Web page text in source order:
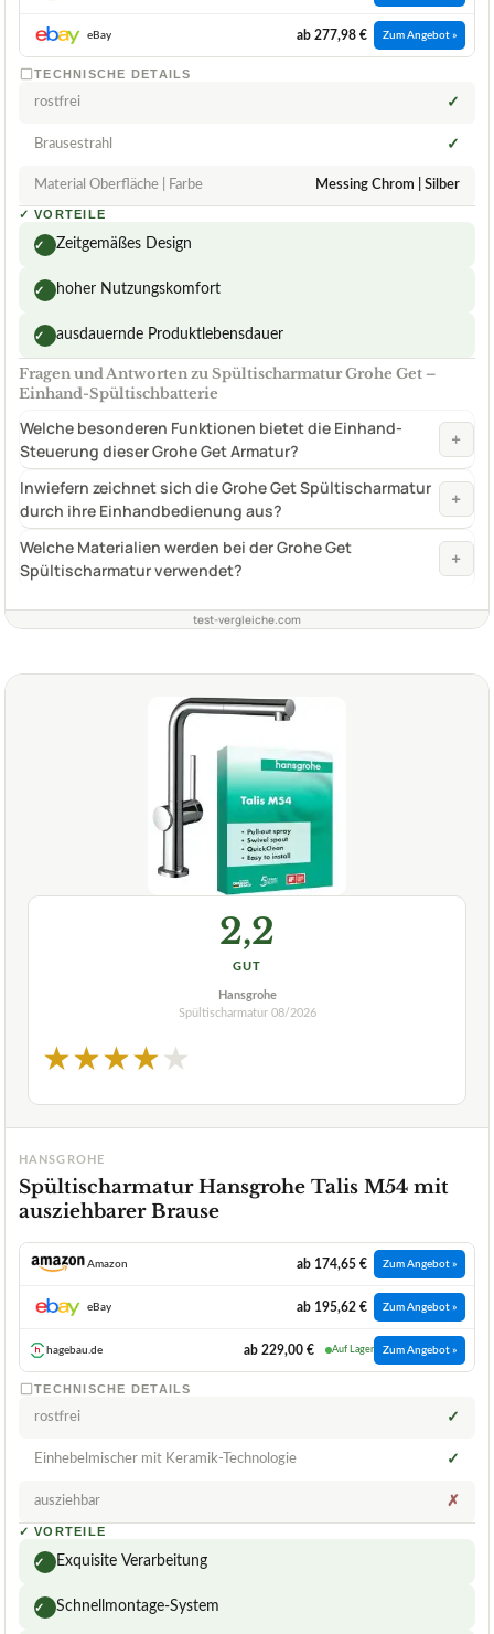
eBay ab 277,98 € Zum Angebot »
TECHNISCHE DETAILS
rostfrei ✓
Brausestrahl ✓
Material Oberfläche | Farbe Messing Chrom | Silber
✓ VORTEILE
✓ Zeitgemäßes Design
✓ hoher Nutzungskomfort
✓ ausdauernde Produktlebensdauer
Fragen und Antworten zu Spültischarmatur Grohe Get –
Einhand-Spültischbatterie
Welche besonderen Funktionen bietet die Einhand-
Steuerung dieser Grohe Get Armatur?
+
Inwiefern zeichnet sich die Grohe Get Spültischarmatur
durch ihre Einhandbedienung aus?
+
Welche Materialien werden bei der Grohe Get
Spültischarmatur verwendet?
+
test-vergleiche.com
2,2
GUT
Hansgrohe
Spültischarmatur 08/2026
★★★★★
HANSGROHE
Spültischarmatur Hansgrohe Talis M54 mit
ausziehbarer Brause
Amazon ab 174,65 € Zum Angebot »
eBay ab 195,62 € Zum Angebot »
hagebau.de ab 229,00 € Auf Lager Zum Angebot »
TECHNISCHE DETAILS
rostfrei ✓
Einhebelmischer mit Keramik-Technologie ✓
ausziehbar ✗
✓ VORTEILE
✓ Exquisite Verarbeitung
✓ Schnellmontage-System